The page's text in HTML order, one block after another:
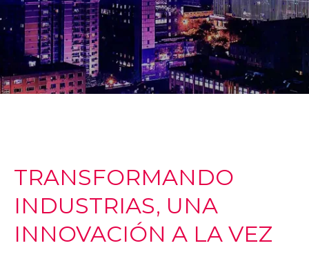
TRANSFORMANDO
INDUSTRIAS, UNA
INNOVACIÓN A LA VEZ